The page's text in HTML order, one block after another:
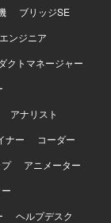
ブリッジSE
ンジニア
クトマネージャー
アナリスト
ナー
コーダー
アニメーター
ヘルプデスク